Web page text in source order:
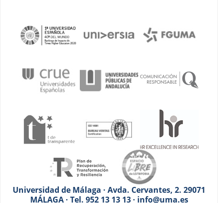
Universidad de Málaga · Avda. Cervantes, 2. 29071
MÁLAGA · Tel. 952 13 13 13 · info@uma.es